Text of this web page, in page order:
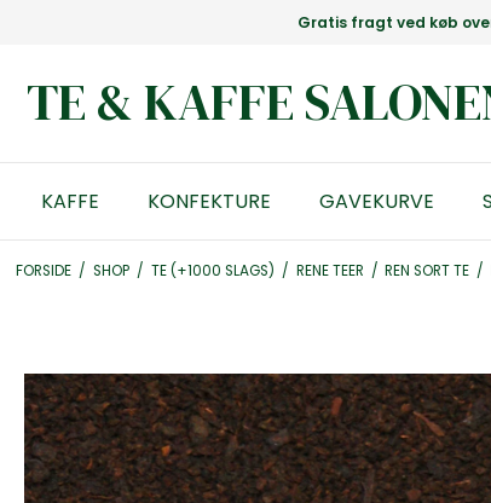
Gratis fragt ved køb
TE & KAFFE
KAFFE KONFEKTURE GAVEKURVE
FORSIDE / SHOP / TE (+1000 SLAGS) / RENE TEER / REN SORT TE /